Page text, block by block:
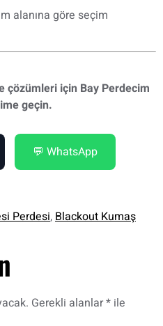
alanına göre seçim
çözümleri için Bay Perdecim
geçin.
💬 WhatsApp
Perdesi,Blackout Kumaş
Gerekli alanlar* ile